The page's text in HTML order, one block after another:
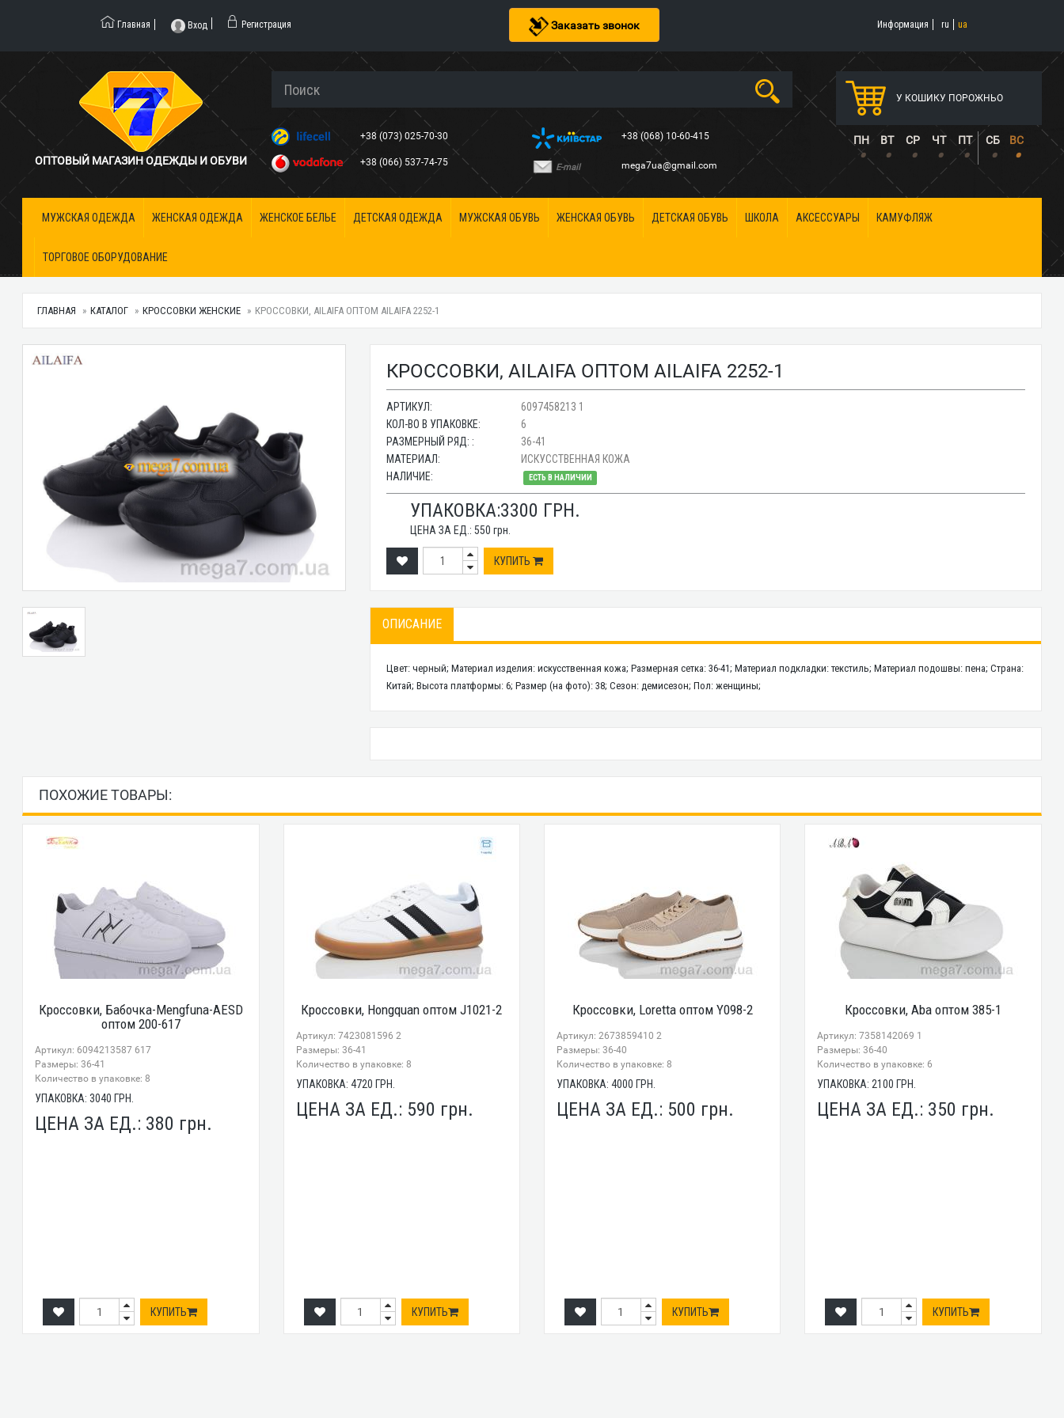
Заказать звонок
Главная Вход Регистрация Информация ru ua
ОПТОВЫЙ МАГАЗИН ОДЕЖДЫ И ОБУВИ
+38 (073) 025-70-30
+38 (066) 537-74-75
+38 (068) 10-60-415
E-mail mega7ua@gmail.com
У КОШИКУ ПОРОЖНЬО
ПН ВТ СР ЧТ ПТ СБ ВС
• • • • • • •
МУЖСКАЯ ОДЕЖДА ЖЕНСКАЯ ОДЕЖДА ЖЕНСКОЕ БЕЛЬЕ ДЕТСКАЯ ОДЕЖДА МУЖСКАЯ ОБУВЬ ЖЕНСКАЯ ОБУВЬ ДЕТСКАЯ ОБУВЬ ШКОЛА АКСЕССУАРЫ КАМУФЛЯЖ
ТОРГОВОЕ ОБОРУДОВАНИЕ
ГЛАВНАЯ КАТАЛОГ КРОССОВКИ ЖЕНСКИЕ КРОССОВКИ, AILAIFA ОПТОМ AILAIFA 2252-1
КРОССОВКИ, AILAIFA ОПТОМ AILAIFA 2252-1
АРТИКУЛ:
6097458213 1
КОЛ-ВО В УПАКОВКЕ:
6
РАЗМЕРНЫЙ РЯД: :
36-41
МАТЕРИАЛ:
ИСКУССТВЕННАЯ КОЖА
НАЛИЧИЕ:
ЕСТЬ В НАЛИЧИИ
УПАКОВКА:3300 ГРН.
ЦЕНА ЗА ЕД.:550 грн.
КУПИТЬ
ОПИСАНИЕ
Цвет: черный; Материал изделия: искусственная кожа; Размерная сетка: 36-41; Материал подкладки: текстиль; Материал подошвы: пена; Страна:
Китай; Высота платформы: 6; Размер (на фото): 38; Сезон: демисезон; Пол: женщины;
ПОХОЖИЕ ТОВАРЫ:
Кроссовки, Бабочка-Mengfuna-AESD
оптом 200-617
Артикул: 6094213587 617
Размеры: 36-41
Количество в упаковке: 8
УПАКОВКА:3040 ГРН.
ЦЕНА ЗА ЕД.: 380 грн.
КУПИТЬ
Кроссовки, Hongquan оптом J1021-2
Артикул: 7423081596 2
Размеры: 36-41
Количество в упаковке: 8
УПАКОВКА: 4720 ГРН.
ЦЕНА ЗА ЕД.: 590 грн.
КУПИТЬ
Кроссовки, Loretta оптом Y098-2
Артикул: 2673859410 2
Размеры: 36-40
Количество в упаковке: 8
УПАКОВКА: 4000 ГРН.
ЦЕНА ЗА ЕД.: 500 грн.
КУПИТЬ
Кроссовки, Aba оптом 385-1
Артикул: 7358142069 1
Размеры: 36-40
Количество в упаковке: 6
УПАКОВКА: 2100 ГРН.
ЦЕНА ЗА ЕД.: 350 грн.
КУПИТЬ